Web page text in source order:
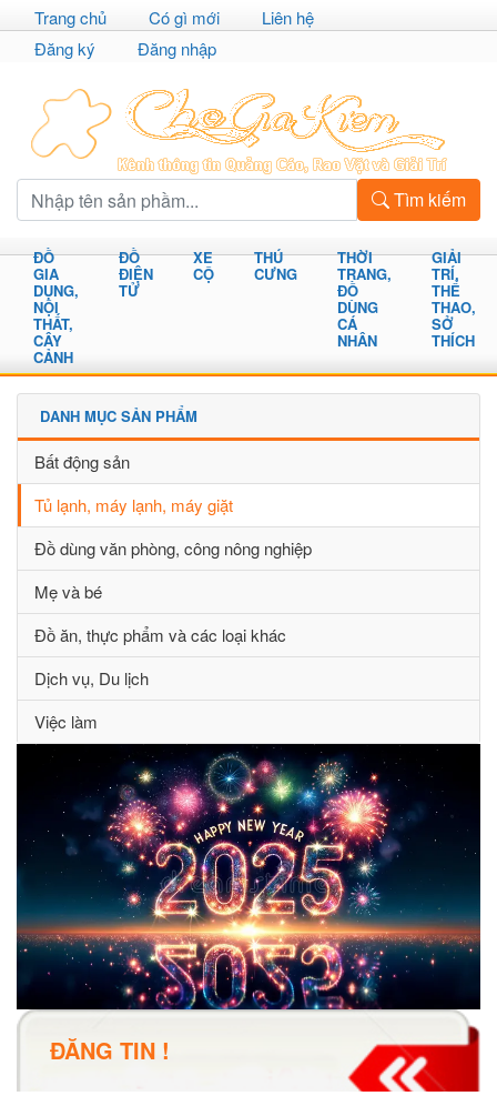
Trang chủ Có gì mới
Liên hệ
Đăng ký
Đăng nhập
Tìm kiếm
ĐỒ
GIA
DỤNG,
NỘI
THẤT,
CÂY
CẢNH
ĐỒ
ĐIỆN
TỬ
XE
CỘ
THÚ
CƯNG
THỜI
TRANG,
ĐỒ
DÙNG
CÁ
NHÂN
GIẢI
TRÍ,
THỂ
THAO,
SỞ
THÍCH
DANH MỤC SẢN PHẨM
Bất động sản
Tủ lạnh, máy lạnh, máy giặt
Đồ dùng văn phòng, công nông nghiệp
Mẹ và bé
Đồ ăn, thực phẩm và các loại khác
Dịch vụ, Du lịch
Việc làm
ĐĂNG TIN !